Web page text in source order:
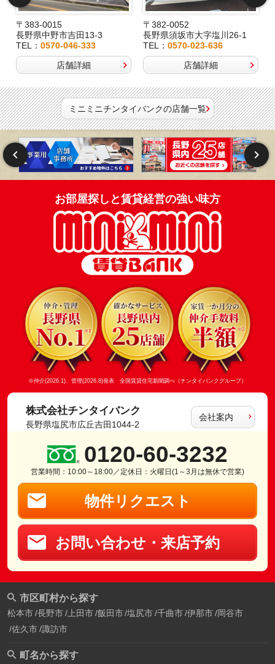
〒383-0015
長野県中野市吉田13-3
TEL： 0570-046-333
店舗詳細
〒382-0052
長野県須坂市大字塩川26-1
TEL：0570-023-636
店舗詳細
ミニミニチンタイバンクの店舗一覧
お部屋探しと賃貸経営の強い味方
※仲介(2026.1)、管理(2026.8)発表 全国賃貸住宅新聞調べ（チンタイバンクグループ）
株式会社チンタイバンク
長野県塩尻市広丘吉田1044-2
会社案内
0120-60-3232
営業時間：10:00～18:00／定休日：火曜日(1～3月は無休で営業)
物件リクエスト
お問い合わせ・来店予約
市区町村から探す
松本市 長野市 上田市 飯田市 塩尻市 千曲市 伊那市 岡谷市
佐久市 諏訪市
町名から探す